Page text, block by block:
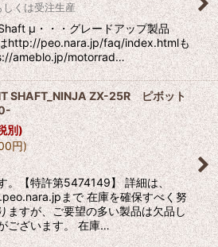
くは受注生産
μ・・・グレードアップ製品
http://peo.nara.jp/faq/index.htmlも
ameblo.jp/motorrad…
SHAFT_NINJA ZX-25R ピボット
別)
円)
。【特許第5474149】 詳細は、
まで 在庫を確保すべく努
ますが、ご要望の多い製品は欠品し
ございます。 在庫…